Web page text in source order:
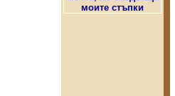
моите стъпки